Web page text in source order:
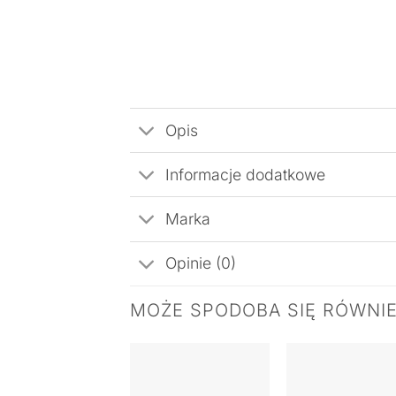
Opis
Informacje dodatkowe
Marka
Opinie (0)
MOŻE SPODOBA SIĘ